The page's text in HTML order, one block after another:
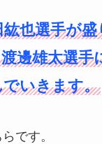
也選手が
邊雄太選手
いきます。
です。